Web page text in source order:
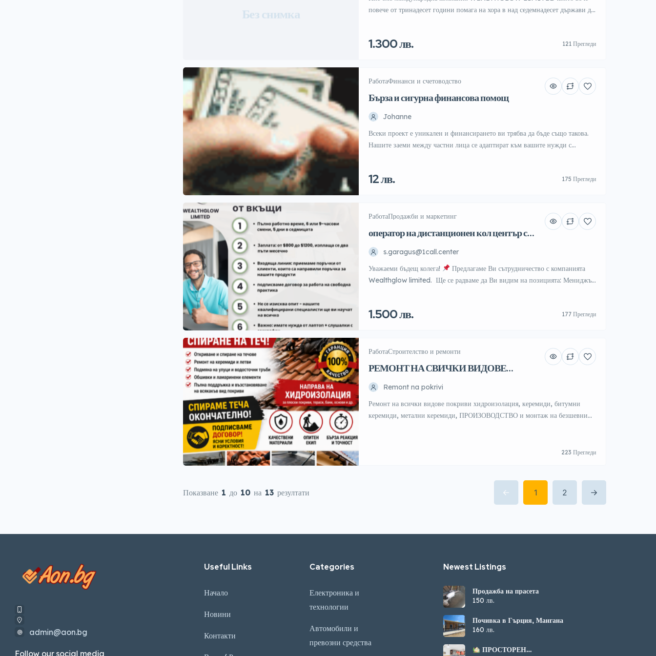
Без снимка
повече от тринадесет години помага на хора в над седемнадесет държави да
хората и резултатите!Какво ще правиш:– да търсиш и намираш „точните“
1.300 лв. 121 Прегледи
РаботаФинанси и счетоводство
Бърза и сигурна финансова помощ
Johanne
Всеки проект е уникален и финансирането ви трябва да бъде също такова.
Нашите заеми между частни лица се адаптират към вашите нужди с
sos.johanne.hollauerova@protonmail.com Viber: +40768543734
12 лв. 175 Прегледи
РаботаПродажби и маркетинг
оператор на дистанционен кол център с
познания по български език.
s.garagus@1call.center
Уважаеми бъдещ колега!
Предлагаме Ви сътрудничество с компанията
Wealthglow limited. Ще се радваме да Ви видим на позицията: Мениджър
външен или вграден микрофон, свързани с компютъра чрез кабел) и
1.500 лв. 177 Прегледи
РаботаСтроителство и ремонти
РЕМОНТ НА СВИЧКИ ВИДОВЕ
ПОКРИВИ
Remont na pokrivi
Ремонт на всички видове покриви хидроизолация, керемиди, битумни
керемиди, метални керемиди, ПРОИЗОВОДСТВО и монтаж на безшевни
коректност, качество и уважение. Основната цел е качествено изпълнение
223 Прегледи
Показване 1 до 10 на 13 резултати 1 2
admin@aon.bg
Follow our social media
Useful Links
Начало
Новини
Контакти
Categories
Електроника и
технологии
Автомобили и
превозни средства
Newest Listings​
Продажба на прасета
150 лв.
Почивка в Гърция, Мангана
160 лв.
ПРОСТОРЕН